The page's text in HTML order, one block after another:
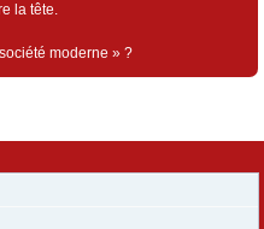
la tête.
moderne » ?